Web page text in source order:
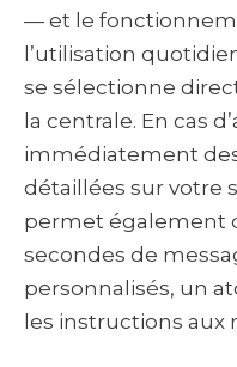
— et le
l’utilisation
se sélectionne
la centrale. En cas
immédiatement
détaillées sur votre
permet également
secondes de
personnalisés, un
les instructions aux